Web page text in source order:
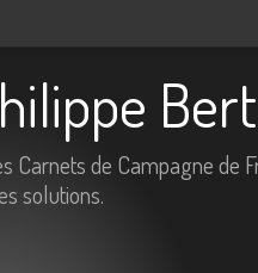
Carnets de Campagne de
solutions.